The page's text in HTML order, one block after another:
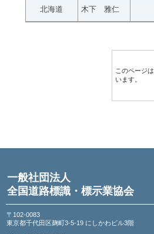
北海道 木下 雅仁
このページ
います。
一般社団法人
全国道路標識・標示業協会
〒102-0083
東京都千代田区麹町3-5-19 にしかわビル3階